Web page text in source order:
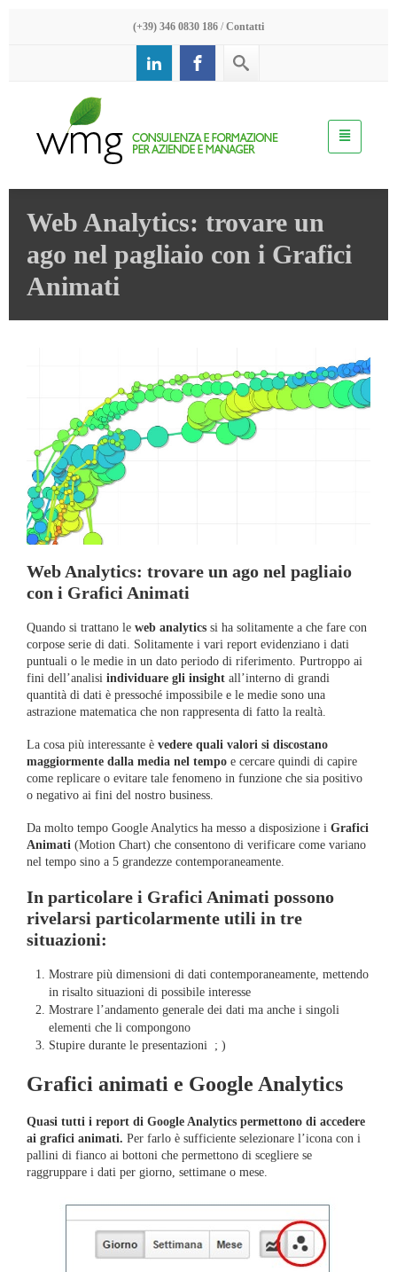
(+39) 346 0830 186 / Contatti
Web Analytics: trovare un
ago nel pagliaio con i Grafici
Animati
Web Analytics: trovare un ago nel pagliaio
con i Grafici Animati
Quando si trattano le web analytics si ha solitamente a che fare con
corpose serie di dati. Solitamente i vari report evidenziano i dati
puntuali o le medie in un dato periodo di riferimento. Purtroppo ai
fini dell’analisi individuare gli insight all’interno di grandi
quantità di dati è pressoché impossibile e le medie sono una
astrazione matematica che non rappresenta di fatto la realtà.
La cosa più interessante è vedere quali valori si discostano
maggiormente dalla media nel tempo e cercare quindi di capire
come replicare o evitare tale fenomeno in funzione che sia positivo
o negativo ai fini del nostro business.
Da molto tempo Google Analytics ha messo a disposizione i Grafici
Animati (Motion Chart) che consentono di verificare come variano
nel tempo sino a 5 grandezze contemporaneamente.
In particolare i Grafici Animati possono
rivelarsi particolarmente utili in tre
situazioni:
Mostrare più dimensioni di dati contemporaneamente, mettendo
in risalto situazioni di possibile interesse
Mostrare l’andamento generale dei dati ma anche i singoli
elementi che li compongono
Stupire durante le presentazioni ; )
Grafici animati e Google Analytics
Quasi tutti i report di Google Analytics permettono di accedere
ai grafici animati. Per farlo è sufficiente selezionare l’icona con i
pallini di fianco ai bottoni che permettono di scegliere se
raggruppare i dati per giorno, settimane o mese.